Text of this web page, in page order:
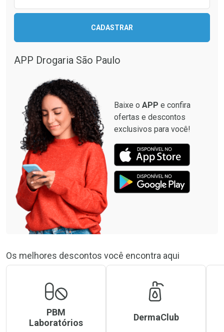
Comprar sem Desconto
Por R$ 664,02/cada
Comprar sem Desconto
Ativar Desconto
Comprar sem Desconto
CADASTRAR
APP Drogaria São Paulo
Baixe o APP e confira
ofertas e descontos
exclusivos para você!
Os melhores descontos você encontra aqui
PBM
Laboratórios
DermaClub